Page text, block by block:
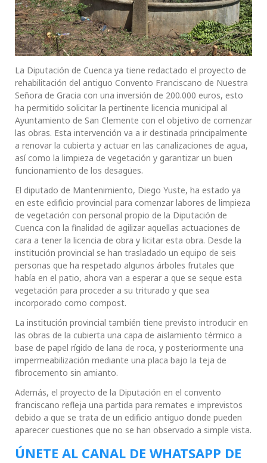
La Diputación de Cuenca ya tiene redactado el proyecto de
rehabilitación del antiguo Convento Franciscano de Nuestra
Señora de Gracia con una inversión de 200.000 euros, esto
ha permitido solicitar la pertinente licencia municipal al
Ayuntamiento de San Clemente con el objetivo de comenzar
las obras. Esta intervención va a ir destinada principalmente
a renovar la cubierta y actuar en las canalizaciones de agua,
así como la limpieza de vegetación y garantizar un buen
funcionamiento de los desagües.
El diputado de Mantenimiento, Diego Yuste, ha estado ya
en este edificio provincial para comenzar labores de limpieza
de vegetación con personal propio de la Diputación de
Cuenca con la finalidad de agilizar aquellas actuaciones de
cara a tener la licencia de obra y licitar esta obra. Desde la
institución provincial se han trasladado un equipo de seis
personas que ha respetado algunos árboles frutales que
había en el patio, ahora van a esperar a que se seque esta
vegetación para proceder a su triturado y que sea
incorporado como compost.
La institución provincial también tiene previsto introducir en
las obras de la cubierta una capa de aislamiento térmico a
base de papel rígido de lana de roca, y posteriormente una
impermeabilización mediante una placa bajo la teja de
fibrocemento sin amianto.
Además, el proyecto de la Diputación en el convento
franciscano refleja una partida para remates e imprevistos
debido a que se trata de un edificio antiguo donde pueden
aparecer cuestiones que no se han observado a simple vista.
ÚNETE AL CANAL DE WHATSAPP DE